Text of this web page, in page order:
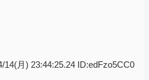
14(月) 23:44:25.24 ID:edFzo5CC0